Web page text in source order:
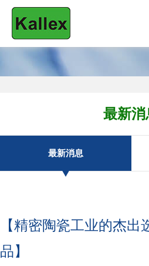
最新消
联络我
最新消
最新消息
【精密陶瓷工业的杰出
品】